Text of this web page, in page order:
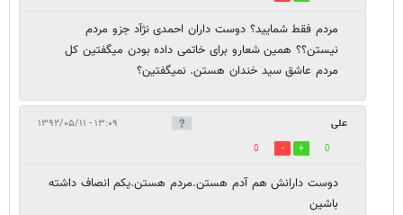
مردم فقط شمایید؟ دوست داران احمدی نژآد جزو مردم
نیستن؟؟ همین شعارو برای خاتمی داده بودن میگفتین کل
مردم عاشق سید خندان هستن. نمیگفتین؟
علی ۱۳:۰۹ - ۱۳۹۲/۰۵/۱۱
0
0
دوست دارانش هم آدم هستن.مردم هستن.یکم انصاف داشته
باشین